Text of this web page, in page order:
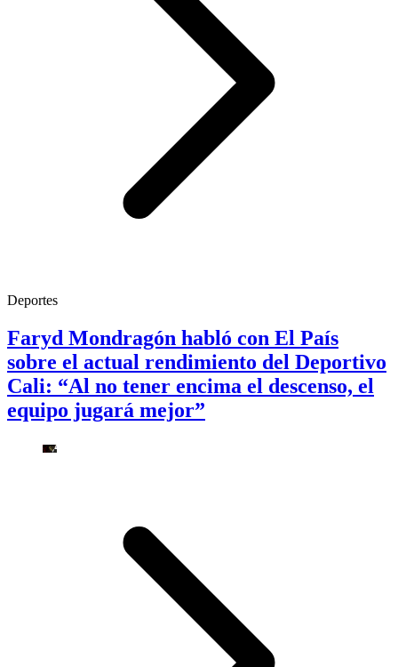
Deportes
Faryd Mondragón habló con El País
sobre el actual rendimiento del Deportivo
Cali: “Al no tener encima el descenso, el
equipo jugará mejor”